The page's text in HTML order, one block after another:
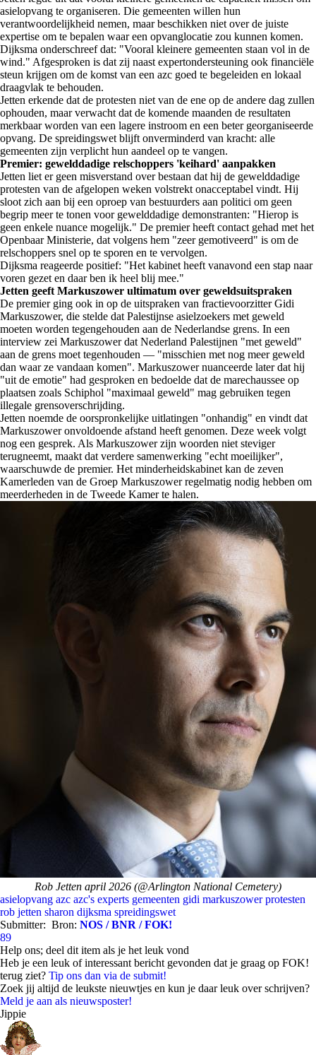
asielopvang te organiseren. Die gemeenten willen hun
verantwoordelijkheid nemen, maar beschikken niet over de juiste
expertise om te bepalen waar een opvanglocatie zou kunnen komen.
Dijksma onderschreef dat: "Vooral kleinere gemeenten staan vol in de
wind." Afgesproken is dat zij naast expertondersteuning ook financiële
steun krijgen om de komst van een azc goed te begeleiden en lokaal
draagvlak te behouden.
Jetten erkende dat de protesten niet van de ene op de andere dag zullen
ophouden, maar verwacht dat de komende maanden de resultaten
merkbaar worden van een lagere instroom en een beter georganiseerde
opvang. De spreidingswet blijft onverminderd van kracht: alle
gemeenten zijn verplicht hun aandeel op te vangen.
Premier: gewelddadige relschoppers 'keihard' aanpakken
Jetten liet er geen misverstand over bestaan dat hij de gewelddadige
protesten van de afgelopen weken volstrekt onacceptabel vindt. Hij
sloot zich aan bij een oproep van bestuurders aan politici om geen
begrip meer te tonen voor gewelddadige demonstranten: "Hierop is
geen enkele nuance mogelijk." De premier heeft contact gehad met het
Openbaar Ministerie, dat volgens hem "zeer gemotiveerd" is om de
relschoppers snel op te sporen en te vervolgen.
Dijksma reageerde positief: "Het kabinet heeft vanavond een stap naar
voren gezet en daar ben ik heel blij mee."
Jetten geeft Markuszower ultimatum over geweldsuitspraken
De premier ging ook in op de uitspraken van fractievoorzitter Gidi
Markuszower, die stelde dat Palestijnse asielzoekers met geweld
moeten worden tegengehouden aan de Nederlandse grens. In een
interview zei Markuszower dat Nederland Palestijnen "met geweld"
aan de grens moet tegenhouden — "misschien met nog meer geweld
dan waar ze vandaan komen". Markuszower nuanceerde later dat hij
"uit de emotie" had gesproken en bedoelde dat de marechaussee op
plaatsen zoals Schiphol "maximaal geweld" mag gebruiken tegen
illegale grensoverschrijding.
Jetten noemde de oorspronkelijke uitlatingen "onhandig" en vindt dat
Markuszower onvoldoende afstand heeft genomen. Deze week volgt
nog een gesprek. Als Markuszower zijn woorden niet steviger
terugneemt, maakt dat verdere samenwerking "echt moeilijker",
waarschuwde de premier. Het minderheidskabinet kan de zeven
Kamerleden van de Groep Markuszower regelmatig nodig hebben om
meerderheden in de Tweede Kamer te halen.
Rob Jetten april 2026 (@Arlington National Cemetery)
asielopvang azc azc's experts gemeenten gidi markuszower protesten
rob jetten sharon dijksma spreidingswet
Submitter: Bron: NOS / BNR / FOK!
89
Help ons; deel dit item als je het leuk vond
Heb je een leuk of interessant bericht gevonden dat je graag op FOK!
terug ziet? Tip ons dan via de submit!
Zoek jij altijd de leukste nieuwtjes en kun je daar leuk over schrijven?
Meld je aan als nieuwsposter!
Jippie